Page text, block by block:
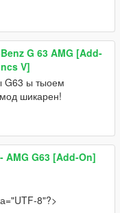
G 63 AMG [Add-
V]
G63 ы тыоем
шикарен!
AMG G63 [Add-On]
8"?>